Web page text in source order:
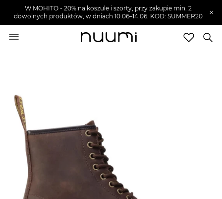
W MOHITO - 20% na koszule i szorty, przy zakupie min. 2
dowolnych produktów, w dniach 10.06–14.06. KOD: SUMMER20
×
Wyprzedaże